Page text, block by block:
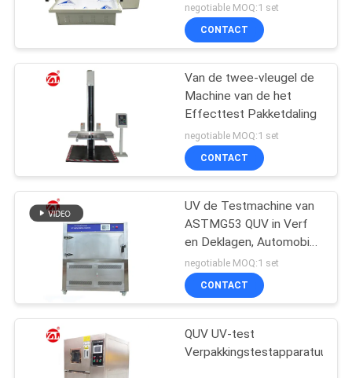
negotiable MOQ:1 set
CONTACT
Van de twee-vleugel de
Machine van de het
Effecttest Pakketdaling
negotiable MOQ:1 set
CONTACT
UV de Testmachine van
ASTMG53 QUV in Verf
en Deklagen, Automobiel,
Plastieken Enz.
negotiable MOQ:1 set
CONTACT
QUV UV-test
Verpakkingstestapparatuur